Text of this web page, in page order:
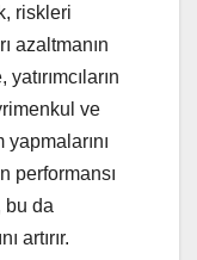
riskleri
azaltmanın
ve
yapmalarını
performansı
bu da
artırır.